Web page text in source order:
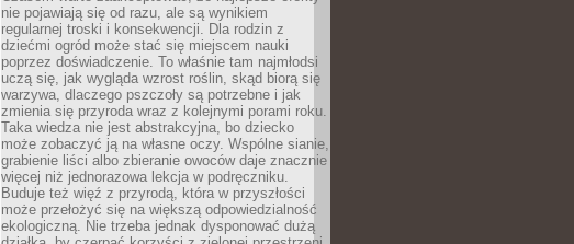
nie pojawiają się od razu, ale są wynikiem
regularnej troski i konsekwencji. Dla rodzin z
dziećmi ogród może stać się miejscem nauki
poprzez doświadczenie. To właśnie tam najmłodsi
uczą się, jak wygląda wzrost roślin, skąd biorą się
warzywa, dlaczego pszczoły są potrzebne i jak
zmienia się przyroda wraz z kolejnymi porami roku.
Taka wiedza nie jest abstrakcyjna, bo dziecko
może zobaczyć ją na własne oczy. Wspólne sianie,
grabienie liści albo zbieranie owoców daje znacznie
więcej niż jednorazowa lekcja w podręczniku.
Buduje też więź z przyrodą, która w przyszłości
może przełożyć się na większą odpowiedzialność
ekologiczną. Nie trzeba jednak dysponować dużą